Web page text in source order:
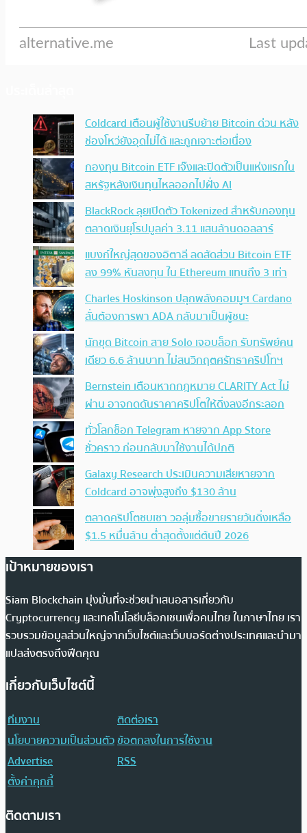
Coldcard เตือนผู้ใช้งานรีบย้าย Bitcoin ด่วน หลัง
ช่องโหว่ยังอุดไม่ได้ และถูกเจาะต่อเนื่อง
กองทุน Bitcoin ETF เจ๊งและปิดตัวเป็นแห่งแรกใน
สหรัฐหลังเงินทุนไหลออกไปฝั่ง AI
BlackRock ลุยเปิดตัว Tokenized สำหรับกองทุน
ตลาดเงินยุโรปมูลค่า 3.11 แสนล้านดอลลาร์
แบงก์ใหญ่สุดของอิตาลี ลดสัดส่วน Bitcoin ETF
ลง 99% หันลงทุน ใน Ethereum แทนถึง 3 เท่า
Charles Hoskinson ปลุกพลังคอมมูฯ Cardano
ลั่นต้องการพา ADA กลับมาเป็นผู้ชนะ
นักขุด Bitcoin สาย Solo เจอบล็อก รับทรัพย์คน
เดียว 6.6 ล้านบาท ไม่สนวิกฤตศรัทธาคริปโทฯ
Bernstein เตือนหากกฎหมาย CLARITY Act ไม่
ผ่าน อาจกดดันราคาคริปโตให้ดิ่งลงอีกระลอก
ทั่วโลกช็อก Telegram หายจาก App Store
ชั่วคราว ก่อนกลับมาใช้งานได้ปกติ
Galaxy Research ประเมินความเสียหายจาก
Coldcard อาจพุ่งสูงถึง $130 ล้าน
ตลาดคริปโตซบเซา วอลุ่มซื้อขายรายวันดิ่งเหลือ
$1.5 หมื่นล้าน ต่ำสุดตั้งแต่ต้นปี 2026
เป้าหมายของเรา
Siam Blockchain มุ่งมั่นที่จะช่วยนำเสนอสารเกี่ยวกับ
Cryptocurrency และเทคโนโลยีบล็อกเชนเพื่อคนไทย ในภาษาไทย เรา
รวบรวมข้อมูลส่วนใหญ่จากเว็บไซต์และเว็บบอร์ดต่างประเทศและนำมา
แปลส่งตรงถึงฟีดคุณ
เกี่ยวกับเว็บไซต์นี้
ทีมงาน
ติดต่อเรา
นโยบายความเป็นส่วนตัวข้อตกลงในการใช้งาน
Advertise
RSS
ตั้งค่าคุกกี้
ติดตามเรา